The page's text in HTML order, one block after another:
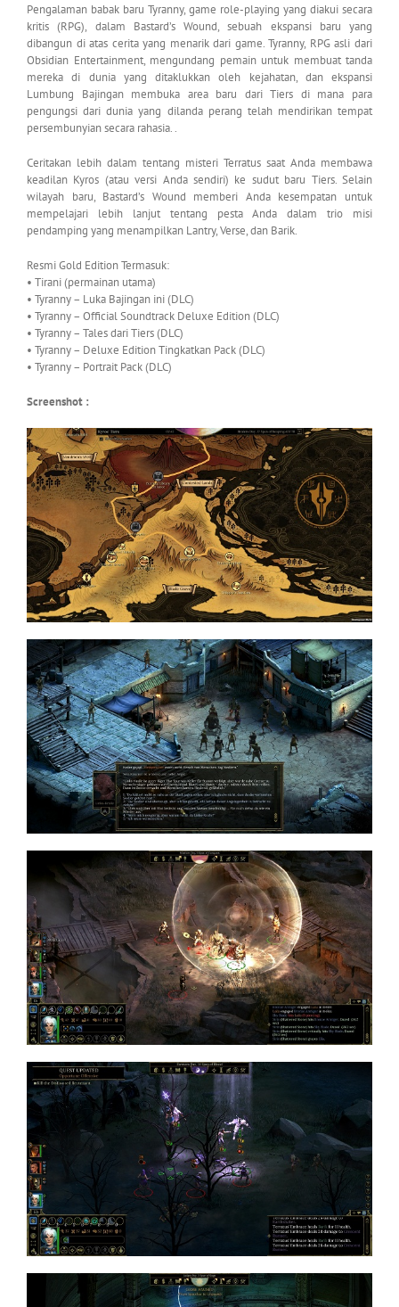
Pengalaman babak baru Tyranny, game role-playing yang diakui secara
kritis (RPG), dalam Bastard’s Wound, sebuah ekspansi baru yang
dibangun di atas cerita yang menarik dari game. Tyranny, RPG asli dari
Obsidian Entertainment, mengundang pemain untuk membuat tanda
mereka di dunia yang ditaklukkan oleh kejahatan, dan ekspansi
Lumbung Bajingan membuka area baru dari Tiers di mana para
pengungsi dari dunia yang dilanda perang telah mendirikan tempat
persembunyian secara rahasia. .
Ceritakan lebih dalam tentang misteri Terratus saat Anda membawa
keadilan Kyros (atau versi Anda sendiri) ke sudut baru Tiers. Selain
wilayah baru, Bastard’s Wound memberi Anda kesempatan untuk
mempelajari lebih lanjut tentang pesta Anda dalam trio misi
pendamping yang menampilkan Lantry, Verse, dan Barik.
Resmi Gold Edition Termasuk:
• Tirani (permainan utama)
• Tyranny – Luka Bajingan ini (DLC)
• Tyranny – Official Soundtrack Deluxe Edition (DLC)
• Tyranny – Tales dari Tiers (DLC)
• Tyranny – Deluxe Edition Tingkatkan Pack (DLC)
• Tyranny – Portrait Pack (DLC)
Screenshot :